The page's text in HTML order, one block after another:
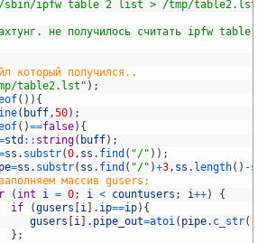
sbin/ipfw table 2 list > /tmp/table2.lst"
не получилось считать ipfw
который получился..
table2.lst" ) ;
( ) ) {
( buff,50) ;
( )==false) {
std :: string( buff) ;
ss . substr(0, ss . find ( "/" ) ) ;
=ss . substr( ss . find ( "/" )+3, ss . length( ) -ss
массив gusers;
( int i = 0; i < countusers ; i++)
{
if
(gusers i . ip==ip) {
gusers
i . pipe_out=atoi( pipe. c_str(
} ;